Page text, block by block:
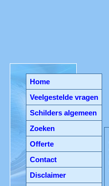
Home
Veelgestelde vragen
Schilders algemeen
Zoeken
Offerte
Contact
Disclaimer